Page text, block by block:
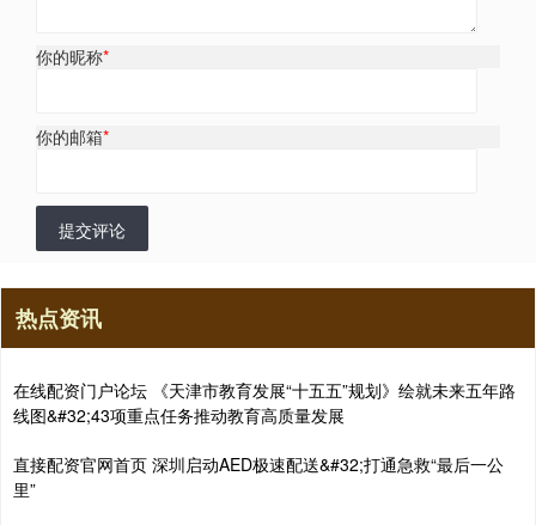
你的昵称*
你的邮箱*
提交评论
热点资讯
在线配资门户论坛 《天津市教育发展“十五五”规划》绘就未来五年路
线图&#32;43项重点任务推动教育高质量发展
直接配资官网首页 深圳启动AED极速配送&#32;打通急救“最后一公
里”